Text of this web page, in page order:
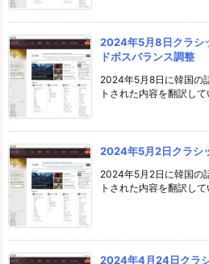
2024年5月8日クラシ
ドボスバランス調整
2024年5月8日に韓国の
トされた内容を翻訳して
2024年5月2日クラシ
2024年5月2日に韓国の
トされた内容を翻訳して
2024年4月24日クラ